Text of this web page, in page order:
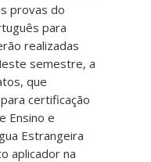
provas do
para
realizadas
semestre, a
que
certificação
Ensino e
Estrangeira
aplicador na